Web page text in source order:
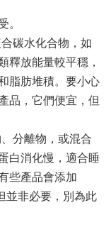
。
碳水化合物，如
釋放能量較平穩，
脂肪堆積。要小心
品，它們便宜，但
分離物，或混合
白消化慢，適合睡
些產品會添加
並非必要，別為此